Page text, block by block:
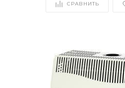
СРАВНИТЬ